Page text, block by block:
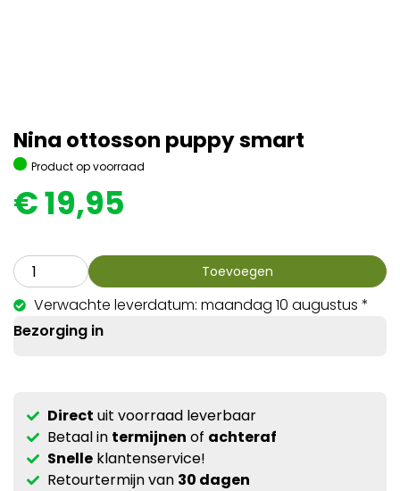
Nina ottosson puppy smart
Product op voorraad
€19,95
Toevoegen
Verwachte leverdatum: maandag 10 augustus *
Bezorging in
Direct uit voorraad leverbaar
Betaal in termijnen of achteraf
Snelleklantenservice!
Retourtermijn van 30 dagen